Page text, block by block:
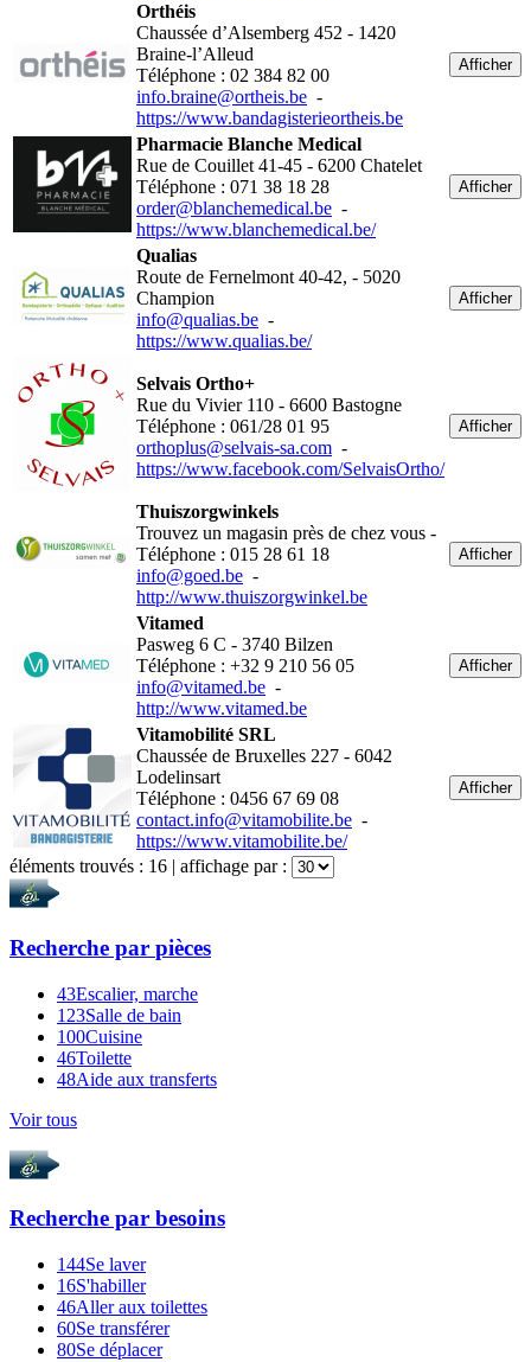
Orthéis
Chaussée d’Alsemberg 452 - 1420
Braine-l’Alleud
Téléphone : 02 384 82 00
info.braine@ortheis.be -
https://www.bandagisterieortheis.be
Afficher
Pharmacie Blanche Medical
Rue de Couillet 41-45 - 6200 Chatelet
Téléphone : 071 38 18 28
order@blanchemedical.be -
https://www.blanchemedical.be/
Afficher
Qualias
Route de Fernelmont 40-42, - 5020
Champion
info@qualias.be -
https://www.qualias.be/
Afficher
Selvais Ortho+
Rue du Vivier 110 - 6600 Bastogne
Téléphone : 061/28 01 95
orthoplus@selvais-sa.com -
https://www.facebook.com/SelvaisOrtho/
Afficher
Thuiszorgwinkels
Trouvez un magasin près de chez vous -
Téléphone : 015 28 61 18
info@goed.be -
http://www.thuiszorgwinkel.be
Afficher
Vitamed
Pasweg 6 C - 3740 Bilzen
Téléphone : +32 9 210 56 05
info@vitamed.be -
http://www.vitamed.be
Afficher
Vitamobilité SRL
Chaussée de Bruxelles 227 - 6042
Lodelinsart
Téléphone : 0456 67 69 08
contact.info@vitamobilite.be -
https://www.vitamobilite.be/
Afficher
éléments trouvés : 16 | affichage par :
Recherche par pièces
43Escalier, marche
123Salle de bain
100Cuisine
46Toilette
48Aide aux transferts
Voir tous
Recherche par besoins
144Se laver
16S'habiller
46Aller aux toilettes
60Se transférer
80Se déplacer